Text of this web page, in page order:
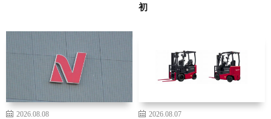
初
2026.08.08
2026.08.07